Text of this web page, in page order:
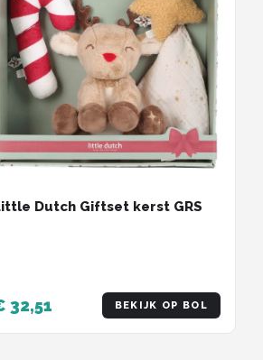
Dutch Giftset kerst GRS
32,51 BEKIJK OP BOL